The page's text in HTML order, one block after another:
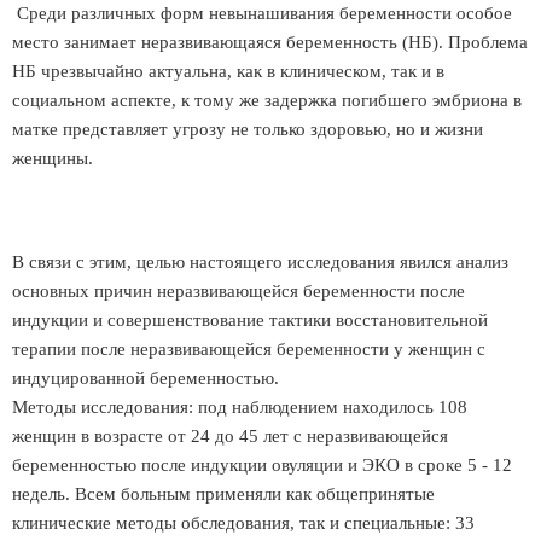
Среди различных форм невынашивания беременности особое
место занимает неразвивающаяся беременность (НБ). Проблема
НБ чрезвычайно актуальна, как в клиническом, так и в
социальном аспекте, к тому же задержка погибшего эмбриона в
матке представляет угрозу не только здоровью, но и жизни
женщины.
В связи с этим, целью настоящего исследования явился анализ
основных причин неразвивающейся беременности после
индукции и совершенствование тактики восстановительной
терапии после неразвивающейся беременности у женщин с
индуцированной беременностью.
Методы исследования: под наблюдением находилось 108
женщин в возрасте от 24 до 45 лет с неразвивающейся
беременностью после индукции овуляции и ЭКО в сроке 5 - 12
недель. Всем больным применяли как общепринятые
клинические методы обследования, так и специальные: 33